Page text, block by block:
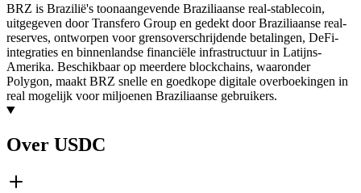
BRZ is Brazilië's toonaangevende Braziliaanse real-stablecoin,
uitgegeven door Transfero Group en gedekt door Braziliaanse real-
reserves, ontworpen voor grensoverschrijdende betalingen, DeFi-
integraties en binnenlandse financiële infrastructuur in Latijns-
Amerika. Beschikbaar op meerdere blockchains, waaronder
Polygon, maakt BRZ snelle en goedkope digitale overboekingen in
real mogelijk voor miljoenen Braziliaanse gebruikers.
Over USDC